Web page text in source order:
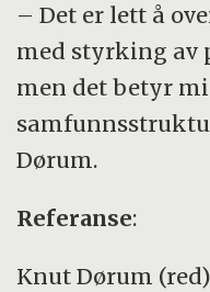
– Det er lett å
med styrking av
men det betyr
Dørum.
Referanse:
Knut Dørum